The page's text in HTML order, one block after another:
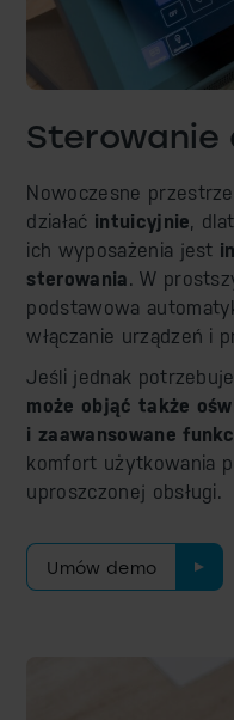
Sterowanie
Nowoczesne
działać intuicyjnie,
ich wyposażenia jest
sterowania. W
podstawowa
włączanie urządzeń i
Jeśli jednak
może objąć także
i zaawansowane
komfort użytkowania
uproszczonej obsługi.
Umów demo